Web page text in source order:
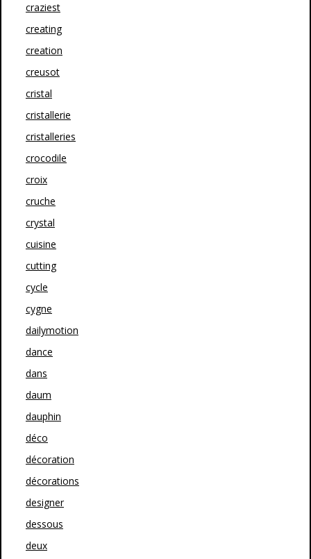
craziest
creating
creation
creusot
cristal
cristallerie
cristalleries
crocodile
croix
cruche
crystal
cuisine
cutting
cycle
cygne
dailymotion
dance
dans
daum
dauphin
déco
décoration
décorations
designer
dessous
deux